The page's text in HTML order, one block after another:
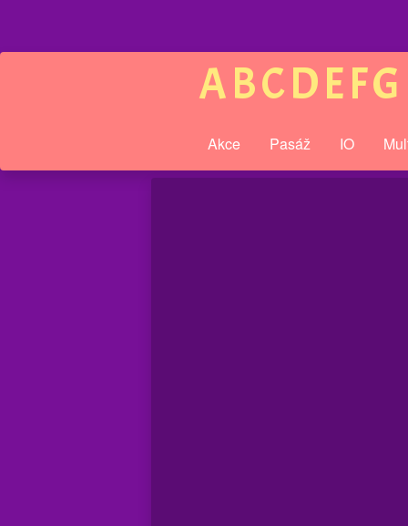
ABCDEFG
Akce Pasáž IO